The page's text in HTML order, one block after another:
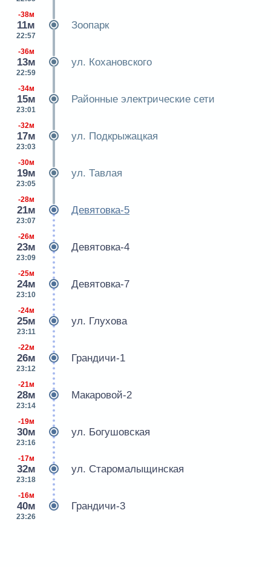
-38м
11м
22:57
Зоопарк
-36м
13м
22:59
ул. Кохановского
-34м
15м
23:01
Районные электрические сети
-32м
17м
23:03
ул. Подкрыжацкая
-30м
19м
23:05
ул. Тавлая
-28м
21м
23:07
Девятовка-5
-26м
23м
23:09
Девятовка-4
-25м
24м
23:10
Девятовка-7
-24м
25м
23:11
ул. Глухова
-22м
26м
23:12
Грандичи-1
-21м
28м
23:14
Макаровой-2
-19м
30м
23:16
ул. Богушовская
-17м
32м
23:18
ул. Старомалыщинская
-16м
40м
23:26
Грандичи-3